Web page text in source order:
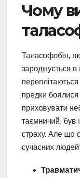
Чому
Таласофобія,
зароджується в
переплітаються
предки
приховувати
таємничий, був
страху. Але що
сучасних